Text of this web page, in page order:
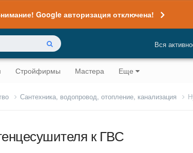
Google авторизация отключена!
Вся
Стройфирмы Мастера Еще
Сантехника, водопровод, отопление, канализация
к ГВС